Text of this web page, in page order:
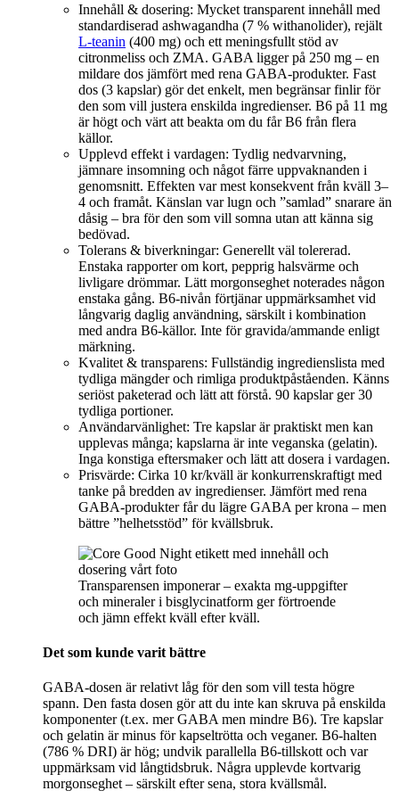
Innehåll & dosering: Mycket transparent innehåll med
standardiserad ashwagandha (7 % withanolider), rejält
L-teanin (400 mg) och ett meningsfullt stöd av
citronmeliss och ZMA. GABA ligger på 250 mg – en
mildare dos jämfört med rena GABA-produkter. Fast
dos (3 kapslar) gör det enkelt, men begränsar finlir för
den som vill justera enskilda ingredienser. B6 på 11 mg
är högt och värt att beakta om du får B6 från flera
källor.
Upplevd effekt i vardagen: Tydlig nedvarvning,
jämnare insomning och något färre uppvaknanden i
genomsnitt. Effekten var mest konsekvent från kväll 3–
4 och framåt. Känslan var lugn och ”samlad” snarare än
dåsig – bra för den som vill somna utan att känna sig
bedövad.
Tolerans & biverkningar: Generellt väl tolererad.
Enstaka rapporter om kort, pepprig halsvärme och
livligare drömmar. Lätt morgonseghet noterades någon
enstaka gång. B6-nivån förtjänar uppmärksamhet vid
långvarig daglig användning, särskilt i kombination
med andra B6-källor. Inte för gravida/ammande enligt
märkning.
Kvalitet & transparens: Fullständig ingredienslista med
tydliga mängder och rimliga produktpåståenden. Känns
seriöst paketerad och lätt att förstå. 90 kapslar ger 30
tydliga portioner.
Användarvänlighet: Tre kapslar är praktiskt men kan
upplevas många; kapslarna är inte veganska (gelatin).
Inga konstiga eftersmaker och lätt att dosera i vardagen.
Prisvärde: Cirka 10 kr/kväll är konkurrenskraftigt med
tanke på bredden av ingredienser. Jämfört med rena
GABA-produkter får du lägre GABA per krona – men
bättre ”helhetsstöd” för kvällsbruk.
Transparensen imponerar – exakta mg-uppgifter
och mineraler i bisglycinatform ger förtroende
och jämn effekt kväll efter kväll.
Det som kunde varit bättre
GABA-dosen är relativt låg för den som vill testa högre
spann. Den fasta dosen gör att du inte kan skruva på enskilda
komponenter (t.ex. mer GABA men mindre B6). Tre kapslar
och gelatin är minus för kapseltrötta och veganer. B6-halten
(786 % DRI) är hög; undvik parallella B6-tillskott och var
uppmärksam vid långtidsbruk. Några upplevde kortvarig
morgonseghet – särskilt efter sena, stora kvällsmål.